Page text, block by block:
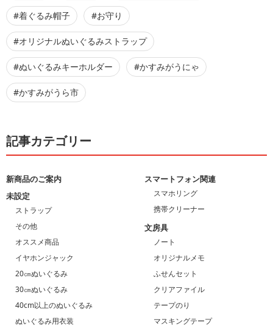
#着ぐるみ帽子 #お守り
#オリジナルぬいぐるみストラップ
#ぬいぐるみキーホルダー #かすみがうにゃ
#かすみがうら市
記事カテゴリー
新商品のご案内
未設定
ストラップ
その他
オススメ商品
イヤホンジャック
20㎝ぬいぐるみ
30㎝ぬいぐるみ
40cm以上のぬいぐるみ
ぬいぐるみ用衣装
スマートフォン関連
スマホリング
携帯クリーナー
文房具
ノート
オリジナルメモ
ふせんセット
クリアファイル
テープのり
マスキングテープ